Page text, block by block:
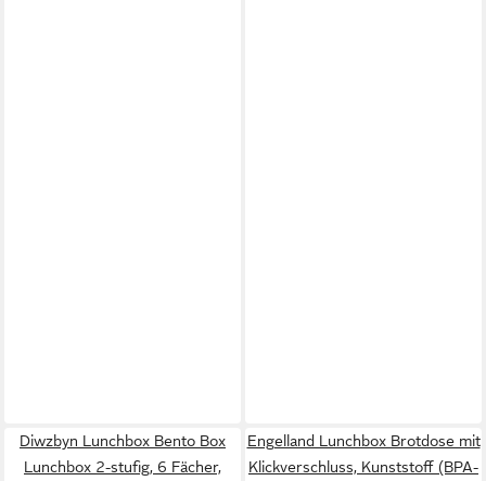
Diwzbyn Lunchbox Bento Box
Lunchbox 2-stufig, 6 Fächer,
Engelland Lunchbox Brotdose mit
Klickverschluss, Kunststoff (BPA-